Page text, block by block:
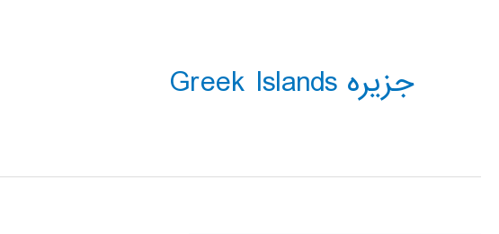
جزیره Greek Islands